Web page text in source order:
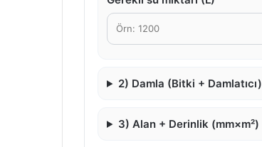
2) Damla (Bitki + Damlatıcı)
3) Alan + Derinlik (mm×m²)